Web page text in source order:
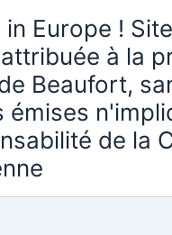
in Europe !
à la
Beaufort,
émises
de la